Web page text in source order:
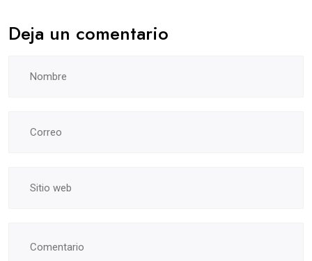
Deja un comentario